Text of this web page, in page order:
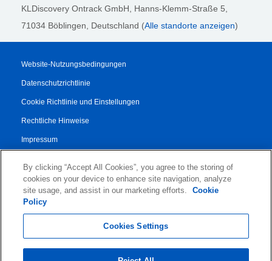
KLDiscovery Ontrack GmbH, Hanns-Klemm-Straße 5
71034 Böblingen , Deutschland (Alle standorte anzeigen)
Website-Nutzungsbedingungen
Datenschutzrichtlinie
Cookie Richtlinie und Einstellungen
Rechtliche Hinweise
Impressum
AGB
Vertrag für Autorisierte Partner
By clicking “Accept All Cookies”, you agree to the storing of
cookies on your device to enhance site navigation, analyze
site usage, and assist in our marketing efforts.
Cookie
Policy
Cookies Settings